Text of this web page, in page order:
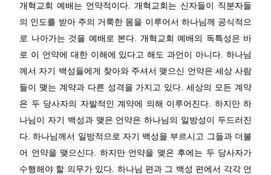
개혁교회 예배는 언약적이다. 개혁교회는 신자들이 직분자들
의 인도를 받아 주의 거룩한 몸을 이루어서 하나님께 공식적으
로 나아가는 것을 예배로 본다. 개혁교회 예배의 독특성은 바
로 이 언약에 대한 이해에 있다고 해도 과언이 아니다. 하나님
께서 자기 백성들에게 찾아와 주셔서 맺으신 언약은 세상 사람
들이 맺는 계약과 다른 성격을 가지고 있다. 세상의 모든 계약
은 두 당사자의 자발적인 계약에 의해 이루어진다. 하지만 하
나님이 자기 백성과 맺은 언약은 하나님의 일방성이 두드러진
다. 하나님께서 일방적으로 자기 백성을 부르시고 그들과 더불
어 언약을 맺으신다. 하지만 언약을 맺은 후에는 두 당사자가
수행해야 할 의무가 있다. 하나님 편과 그 백성 편에서 각각 언